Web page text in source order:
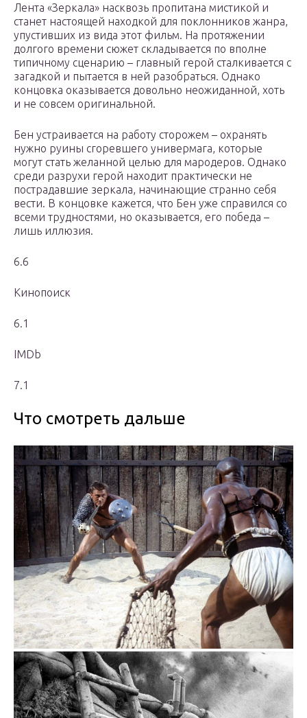
Лента «Зеркала» насквозь пропитана мистикой и
станет настоящей находкой для поклонников жанра,
упустивших из вида этот фильм. На протяжении
долгого времени сюжет складывается по вполне
типичному сценарию – главный герой сталкивается с
загадкой и пытается в ней разобраться. Однако
концовка оказывается довольно неожиданной, хоть
и не совсем оригинальной.
Бен устраивается на работу сторожем – охранять
нужно руины сгоревшего универмага, которые
могут стать желанной целью для мародеров. Однако
среди разрухи герой находит практически не
пострадавшие зеркала, начинающие странно себя
вести. В концовке кажется, что Бен уже справился со
всеми трудностями, но оказывается, его победа –
лишь иллюзия.
6.6
Кинопоиск
6.1
IMDb
7.1
Что смотреть дальше